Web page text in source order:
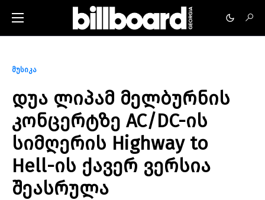
მუსიკა
დუა ლიპამ მელბურნის
კონცერტზე AC/DC-ის
სიმღერის Highway to
Hell-ის ქავერ ვერსია
შეასრულა